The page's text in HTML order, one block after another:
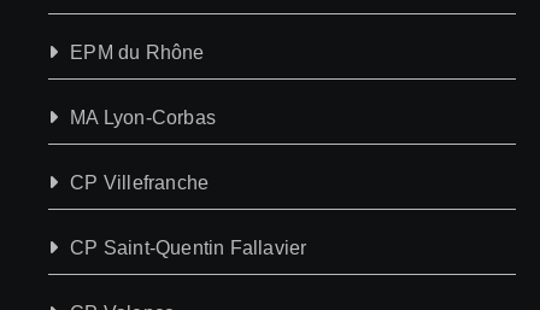
EPM du Rhône
MA Lyon-Corbas
CP Villefranche
CP Saint-Quentin Fallavier